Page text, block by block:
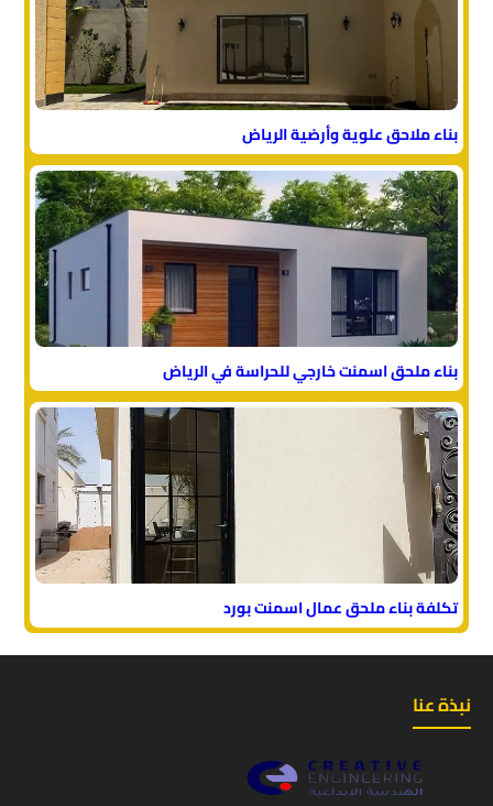
بناء ملاحق علوية وأرضية الرياض
بناء ملحق اسمنت خارجي للحراسة في الرياض
تكلفة بناء ملحق عمال اسمنت بورد
نبذة عنا